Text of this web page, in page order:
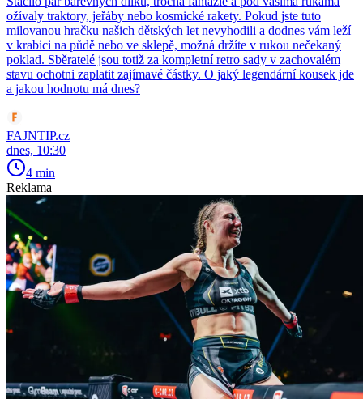
ožívaly traktory, jeřáby nebo kosmické rakety. Pokud jste tuto
milovanou hračku našich dětských let nevyhodili a dodnes vám leží
v krabici na půdě nebo ve sklepě, možná držíte v rukou nečekaný
poklad. Sběratelé jsou totiž za kompletní retro sady v zachovalém
stavu ochotni zaplatit zajímavé částky. O jaký legendární kousek jde
a jakou hodnotu má dnes?
FAJNTIP.cz
dnes, 10:30
4 min
Reklama